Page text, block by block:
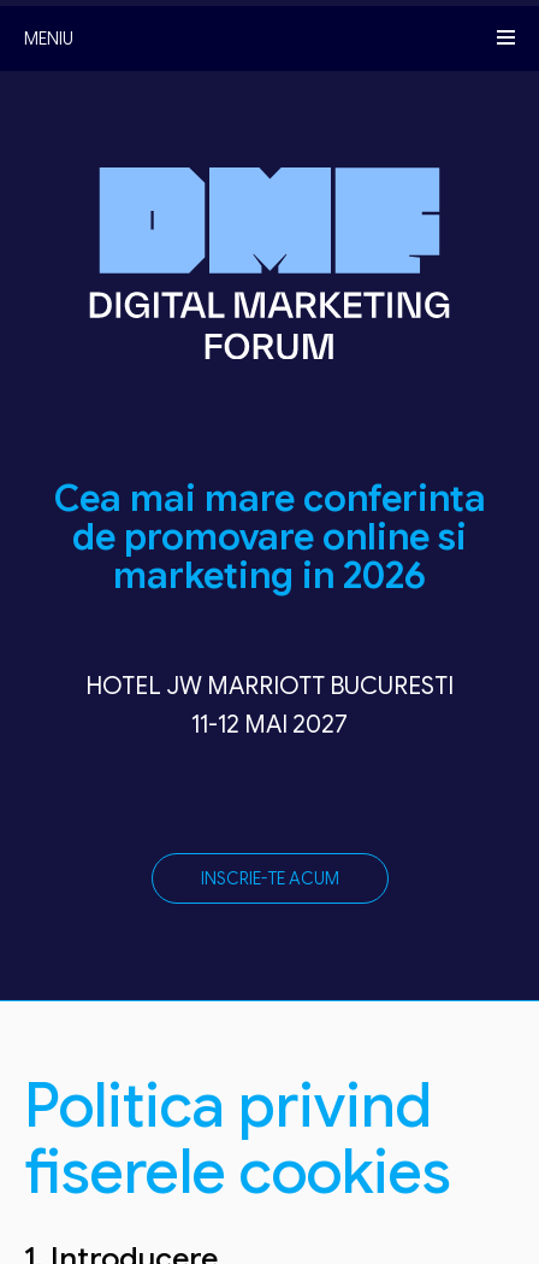
MENIU
Cea mai mare conferinta
de promovare online si
marketing in 2026
HOTEL JW MARRIOTT BUCURESTI
11-12 MAI 2027
INSCRIE-TE ACUM
Politica privind
fiserele cookies